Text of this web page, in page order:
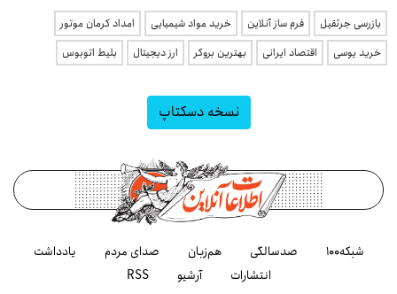
بازرسی جرثقیل فرم ساز آنلاین خرید مواد شیمیایی
امداد کرمان موتور
خرید یوسی
اقتصاد ایرانی بهترین بروکر ارز دیجیتال بلیط اتوبوس
نسخه دسکتاپ
شبکه۱۰۰ صدسالگی هم‌زبان صدای مردم
یادداشت
انتشارات
آرشیو RSS